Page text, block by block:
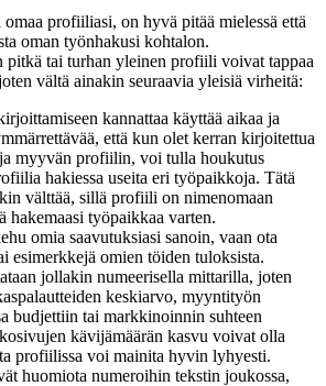
profiiliasi, on hyvä pitää mielessä että
oman työnhakusi kohtalon.
pitkä tai turhan yleinen profiili voivat tappaa
vältä ainakin seuraavia yleisiä virheitä:
kannattaa käyttää aikaa ja
että kun olet kerran kirjoitettua
myyvän profiilin, voi tulla houkutus
hakiessa useita eri työpaikkoja. Tätä
välttää, sillä profiili on nimenomaan
hakemaasi työpaikkaa varten.
omia saavutuksiasi sanoin, vaan ota
esimerkkejä omien töiden tuloksista.
jollakin numeerisella mittarilla, joten
keskiarvo, myyntityön
budjettiin tai markkinoinnin suhteen
kävijämäärän kasvu voivat olla
profiilissa voi mainita hyvin lyhyesti.
huomiota numeroihin tekstin joukossa,